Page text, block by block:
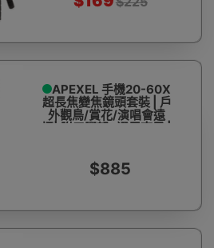
APEXEL 手機20-60X
超長焦變焦鏡頭套裝 | 戶
外觀鳥/賞花/演唱會遠
攝| 附三腳架+通用夾子 |
$885